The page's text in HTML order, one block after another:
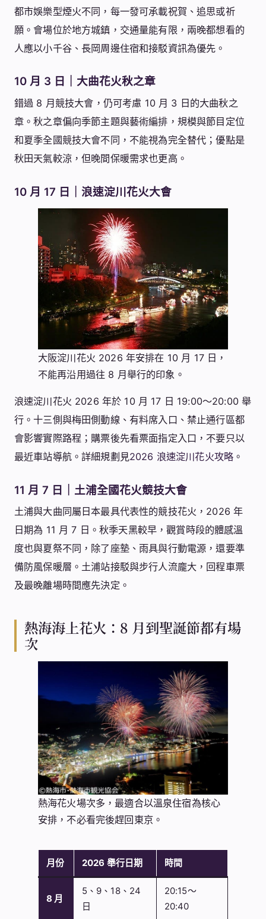
都市娛樂型煙火不同，每一發可承載祝賀、追思或祈
願。會場位於地方城鎮，交通量能有限，兩晚都想看的
人應以小千谷、長岡周邊住宿和接駁資訊為優先。
10 月 3 日｜大曲花火秋之章
錯過 8 月競技大會，仍可考慮 10 月 3 日的大曲秋之
章。秋之章偏向季節主題與藝術編排，規模與節目定位
和夏季全國競技大會不同，不能視為完全替代；優點是
秋田天氣較涼，但晚間保暖需求也更高。
10 月 17 日｜浪速淀川花火大會
大阪淀川花火 2026 年安排在 10 月 17 日，
不能再沿用過往 8 月舉行的印象。
浪速淀川花火 2026 年於 10 月 17 日 19:00～20:00 舉
行。十三側與梅田側動線、有料席入口、禁止通行區都
會影響實際路程；購票後先看票面指定入口，不要只以
最近車站導航。詳細規劃見2026 浪速淀川花火攻略 。
11 月 7 日｜土浦全國花火競技大會
土浦與大曲同屬日本最具代表性的競技花火，2026 年
日期為 11 月 7 日。秋季天黑較早，觀賞時段的體感溫
度也與夏祭不同，除了座墊、雨具與行動電源，還要準
備防風保暖層。土浦站接駁與步行人流龐大，回程車票
及最晚離場時間應先決定。
熱海海上花火：8 月到聖誕節都有場
次
熱海花火場次多，最適合以溫泉住宿為核心
安排，不必看完後趕回東京。
月份 2026 舉行日期 時間
8 月
5、9、18、24
日
20:15～
20:40